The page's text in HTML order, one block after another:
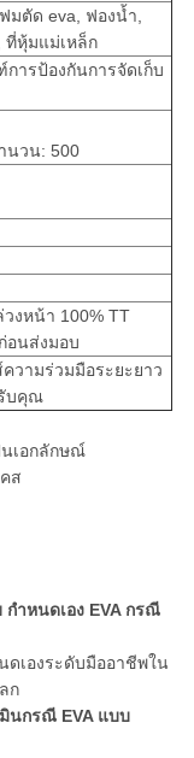
มตัด eva, ฟองน้ำ,
ที่หุ้มแม่เหล็ก
รป้องกันการจัดเก็บ
นวน: 500
วงหน้า 100% TT
อนส่งมอบ
วามร่วมมือระยะยาว
บคุณ
นเอกลักษณ์
ส
ำหนดเอง EVA กรณี
ดเองระดับมืออาชีพใน
ก
นกรณี EVA แบบ